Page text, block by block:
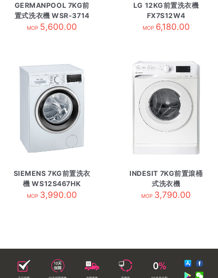
GERMANPOOL 7KG前
置式洗衣機 WSR-3714
MOP 5,600.00
LG 12KG前置洗衣機
FX7S12W4
MOP 6,180.00
SIEMENS 7KG前置洗衣
機 WS12S467HK
MOP 3,990.00
INDESIT 7KG前置滾桶
式洗衣機
MWE71280HK
MOP 3,790.00